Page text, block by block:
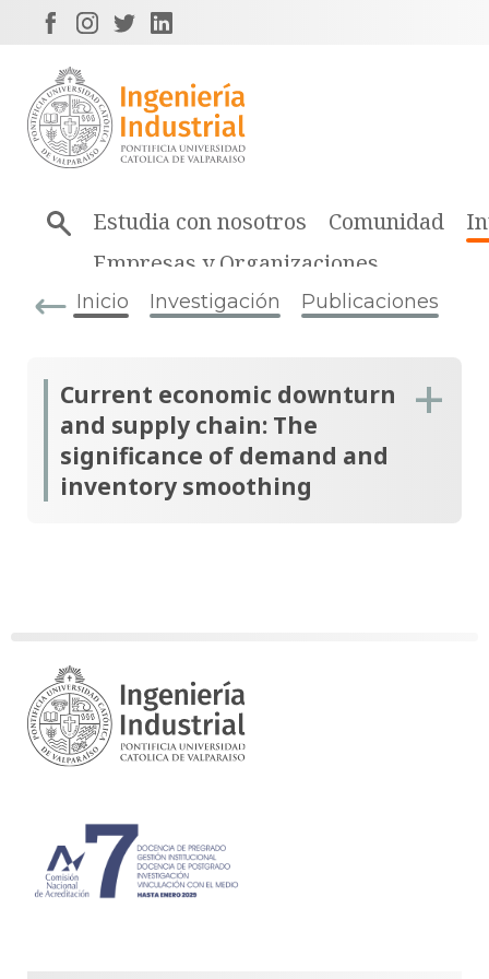
Estudia con nosotros Comunidad
Empresas y Organizaciones
Inicio Investigación Publicaciones
Current economic downturn
and supply chain: The
significance of demand and
inventory smoothing